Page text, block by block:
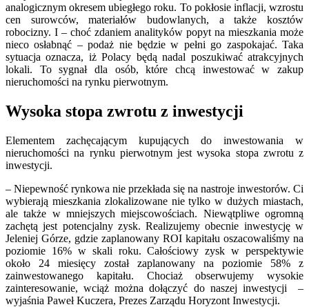
analogicznym okresem ubiegłego roku. To pokłosie inflacji, wzrostu
cen surowców, materiałów budowlanych, a także kosztów
robocizny. I – choć zdaniem analityków popyt na mieszkania może
nieco osłabnąć – podaż nie będzie w pełni go zaspokajać. Taka
sytuacja oznacza, iż Polacy będą nadal poszukiwać atrakcyjnych
lokali. To sygnał dla osób, które chcą inwestować w zakup
nieruchomości na rynku pierwotnym.
Wysoka stopa zwrotu z inwestycji
Elementem zachęcającym kupujących do inwestowania w
nieruchomości na rynku pierwotnym jest wysoka stopa zwrotu z
inwestycji.
– Niepewność rynkowa nie przekłada się na nastroje inwestorów. Ci
wybierają mieszkania zlokalizowane nie tylko w dużych miastach,
ale także w mniejszych miejscowościach. Niewątpliwe ogromną
zachętą jest potencjalny zysk. Realizujemy obecnie inwestycję w
Jeleniej Górze, gdzie zaplanowany ROI kapitału oszacowaliśmy na
poziomie 16% w skali roku. Całościowy zysk w perspektywie
około 24 miesięcy został zaplanowany na poziomie 58% z
zainwestowanego kapitału. Chociaż obserwujemy wysokie
zainteresowanie, wciąż można dołączyć do naszej inwestycji –
wyjaśnia Paweł Kuczera, Prezes Zarządu Horyzont Inwestycji.